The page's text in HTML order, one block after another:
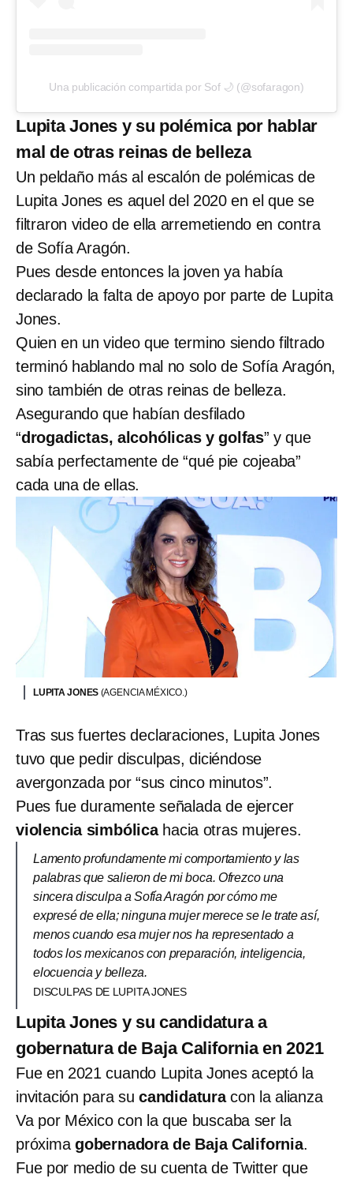
Una publicación compartida por Sof 🌙 (@sofaragon)
Lupita Jones y su polémica por hablar
mal de otras reinas de belleza
Un peldaño más al escalón de polémicas de
Lupita Jones es aquel del 2020 en el que se
filtraron video de ella arremetiendo en contra
de Sofía Aragón.
Pues desde entonces la joven ya había
declarado la falta de apoyo por parte de Lupita
Jones.
Quien en un video que termino siendo filtrado
terminó hablando mal no solo de Sofía Aragón,
sino también de otras reinas de belleza.
Asegurando que habían desfilado
“drogadictas, alcohólicas y golfas” y que
sabía perfectamente de “qué pie cojeaba”
cada una de ellas.
LUPITA JONES (AGENCIA MÉXICO.)
Tras sus fuertes declaraciones, Lupita Jones
tuvo que pedir disculpas, diciéndose
avergonzada por “sus cinco minutos”.
Pues fue duramente señalada de ejercer
violencia simbólicahacia otras mujeres.
Lamento profundamente mi comportamiento y las
palabras que salieron de mi boca. Ofrezco una
sincera disculpa a Sofía Aragón por cómo me
expresé de ella; ninguna mujer merece se le trate así,
menos cuando esa mujer nos ha representado a
todos los mexicanos con preparación, inteligencia,
elocuencia y belleza.
DISCULPAS DE LUPITA JONES
Lupita Jones y su candidatura a
gobernatura de Baja California en 2021
Fue en 2021 cuando Lupita Jones aceptó la
invitación para sucandidaturacon la alianza
Va por México con la que buscaba ser la
próxima gobernadora de Baja California.
Fue por medio de su cuenta de Twitter que